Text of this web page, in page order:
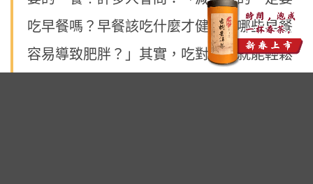
吃早餐嗎？早餐該吃什麼才健康？哪些早餐
容易導致肥胖？」其實，吃對早餐就能輕鬆